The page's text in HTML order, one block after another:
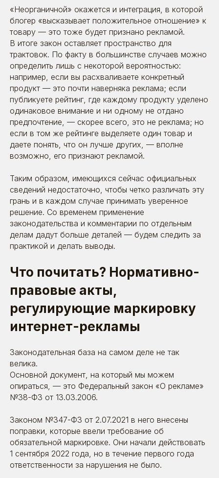
«Неорганичной» окажется и интеграция, в которой
блогер «высказывает положительное отношение» к
товару — это тоже будет признано рекламой.
В итоге закон оставляет пространство для
трактовок. По факту в большинстве случаев можно
определить лишь с некоторой вероятностью:
например, если вы расхваливаете конкретный
продукт — это почти наверняка реклама; если
публикуете рейтинг, где каждому продукту уделено
одинаковое внимание и ни одному не отдано
предпочтение, — скорее всего, это не реклама; но
если в том же рейтинге выделяете один товар и
даете понять, что он лучше других, — вполне
возможно, его признают рекламой.
Таким образом, имеющихся сейчас официальных
сведений недостаточно, чтобы четко различать эту
грань и в каждом случае принимать уверенное
решение. Со временем применение
законодательства и комментарии по отдельным
делам дадут больше деталей — будем следить за
практикой и делать выводы.
Что почитать? Нормативно-
правовые акты,
регулирующие маркировку
интернет-рекламы
Законодательная база на самом деле не так
велика.
Основной документ, на который мы можем
опираться, — это Федеральный закон «О рекламе»
№38-ФЗ от 13.03.2006.
Законом №347-ФЗ от 2.07.2021 в него внесены
поправки, которые ввели требование об
обязательной маркировке. Они начали действовать
1 сентября 2022 года, но в течение первого года
ответственности за нарушения не было.